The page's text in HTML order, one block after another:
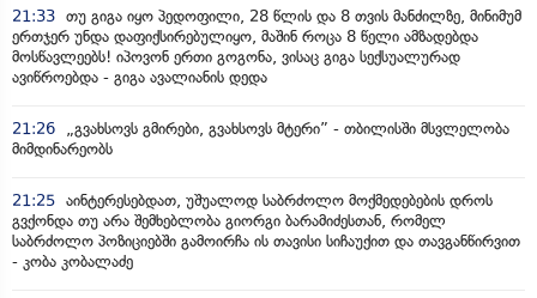
21:33 თუ გიგა იყო პედოფილი, 28 წლის და 8 თვის მანძილზე, მინიმუმ
ერთჯერ უნდა დაფიქსირებულიყო, მაშინ როცა 8 წელი ამზადებდა
მოსწავლეებს! იპოვონ ერთი გოგონა, ვისაც გიგა სექსუალურად
ავიწროებდა - გიგა ავალიანის დედა
21:26
„გვახსოვს გმირები, გვახსოვს მტერი” - თბილისში მსვლელობა
მიმდინარეობს
21:25 აინტერესებდათ, უშუალოდ საბრძოლო მოქმედებების დროს
გვქონდა თუ არა შემხებლობა გიორგი ბარამიძესთან, რომელ
საბრძოლო პოზიციებში გამოირჩა ის თავისი სიჩაუქით და თავგანწირვით
- კობა კობალაძე